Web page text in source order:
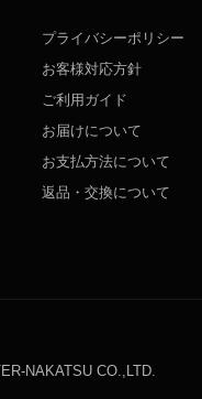
プライバシーポリシー
お客様対応方針
ご利用ガイド
お届けについて
お支払方法について
返品・交換について
NAKATSU CO.,LTD.